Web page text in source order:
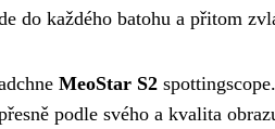
do každého batohu a přitom
MeoStar S2
podle svého a kvalita